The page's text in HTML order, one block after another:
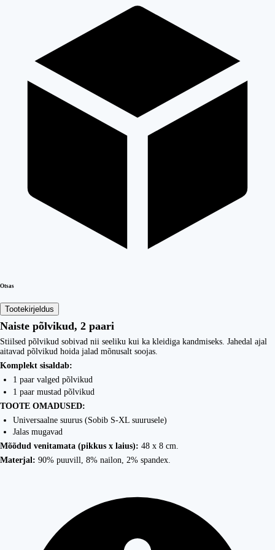
Otsas
Tootekirjeldus
Naiste põlvikud, 2 paari
Stiilsed põlvikud sobivad nii seeliku kui ka kleidiga kandmiseks. Jahedal ajal
aitavad põlvikud hoida jalad mõnusalt soojas.
Komplekt sisaldab:
1 paar valged põlvikud
1 paar mustad põlvikud
TOOTE OMADUSED:
Universaalne suurus (Sobib S-XL suurusele)
Jalas mugavad
Mõõdud venitamata (pikkus x laius): 48 x 8 cm.
Materjal: 90% puuvill, 8% nailon, 2% spandex.